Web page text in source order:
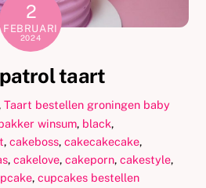
2
FEBRUARI
2024
taart
Taart bestellen groningen baby
winsum, black,
,cakeboss,cakecakecake,
,cakelove,cakeporn,cakestyle,
,cupcakes bestellen